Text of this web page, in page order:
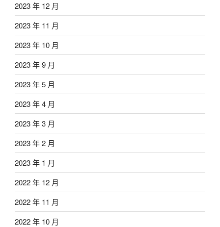
2023 年 12 月
2023 年 11 月
2023 年 10 月
2023 年 9 月
2023 年 5 月
2023 年 4 月
2023 年 3 月
2023 年 2 月
2023 年 1 月
2022 年 12 月
2022 年 11 月
2022 年 10 月